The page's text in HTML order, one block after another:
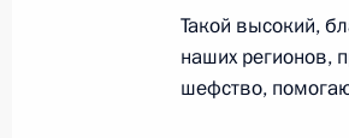
на основе
14 декабря 2023
Такой высокий,
наших регионов,
шефство,